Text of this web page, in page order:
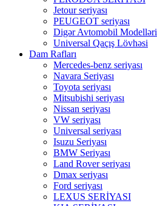
Jetour seriyası
PEUGEOT seriyası
Digər Avtomobil Modelləri
Universal Qaçış Lövhəsi
Dam Rafları
Mercedes-benz seriyası
Navara Seriyası
Toyota seriyası
Mitsubishi seriyası
Nissan seriyası
VW seriyası
Universal seriyası
Isuzu Seriyası
BMW Seriyası
Land Rover seriyası
Dmax seriyası
Ford seriyası
LEXUS SERİYASI